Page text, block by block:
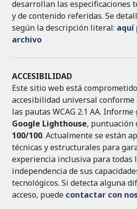
desarrollan las especificaciones
y de contenido referidas. Se
según la descripción literal: aquí
archivo
ACCESIBILIDAD
Este sitio web está
accesibilidad universal conforme
las pautas WCAG 2.1 AA.
Google Lighthouse, puntuación
100/100. Actualmente se están
técnicas y estructurales para
experiencia inclusiva para todas
independencia de sus
tecnológicos. Si detecta alguna
acceso, puede contactar con